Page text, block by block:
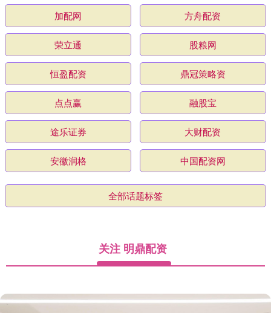
加配网 方舟配资
荣立通 股粮网
恒盈配资 鼎冠策略资
点点赢 融股宝
途乐证券 大财配资
安徽润格 中国配资网
全部话题标签
关注 明鼎配资